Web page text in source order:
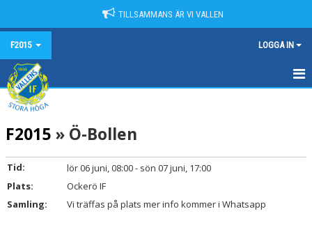
TILLSAMMANS ÄR VI VALLEN
F2015 LOGGA IN
HEM
NYHETER
KALENDER
MATCHER
F2015 » Ö-Bollen
Tid:
lör 06 juni, 08:00 - sön 07 juni, 17:00
Plats:
Ockerö IF
Samling:
Vi träffas på plats mer info kommer i Whatsapp